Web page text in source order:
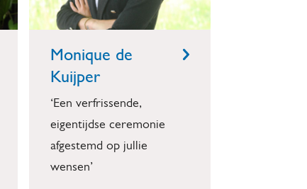
Monique de
Kuijper
‘Een verfrissende,
eigentijdse ceremonie
afgestemd op jullie
wensen’